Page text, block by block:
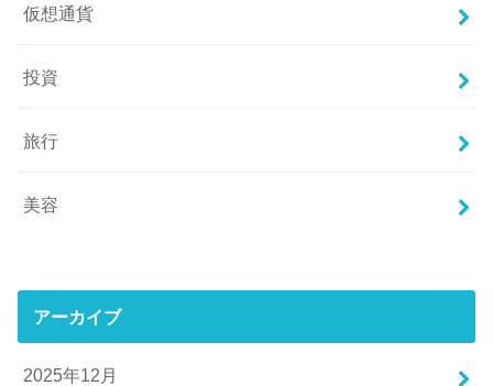
仮想通貨
投資
旅行
美容
アーカイブ
2025年12月